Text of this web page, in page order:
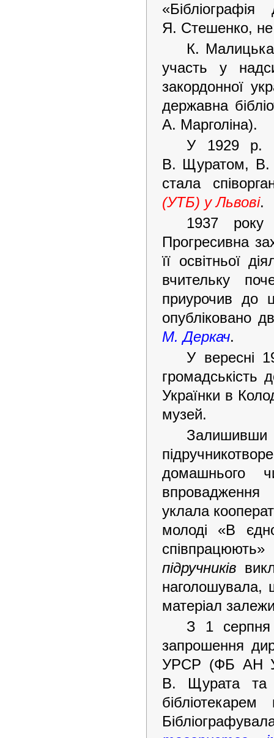
Я. Стешенко, не
К.
участь у
закордонної
державна
А. Марголіна).
У 1929 р.
В. Щуратом, В.
стала
(УТБ) у Львові.
1937 року
Прогресивна
її освітньої
вчительку
приурочив до
опубліковано
М. Деркач.
У вересні
громадськість
Українки в
музей.
Залишивши
домашнього
впровадження
уклала
молоді «В
підручників
наголошувала,
матеріал
З 1 серпня
запрошення
УРСР (ФБ АН
В. Щурата та